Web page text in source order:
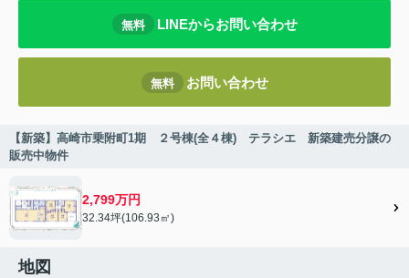
無料 LINEからお問い合わせ
無料 お問い合わせ
【新築】高崎市乗附町1期 ２号棟(全４棟) テラシエ 新築建売分譲の
販売中物件
2,799万円
32.34坪(106.93㎡)
地図